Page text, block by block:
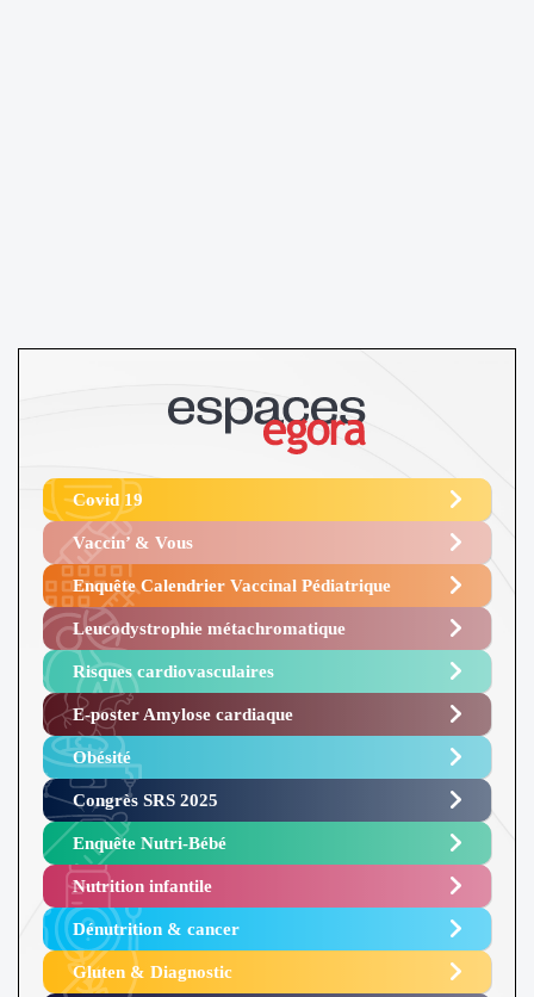
Covid 19
Vaccin’ & Vous
Enquête Calendrier Vaccinal Pédiatrique
Leucodystrophie métachromatique
Risques cardiovasculaires
E-poster Amylose cardiaque ​
Obésité ​
Congrès SRS 2025 ​
Enquête Nutri-Bébé ​
Nutrition infantile
Dénutrition & cancer
Gluten & Diagnostic